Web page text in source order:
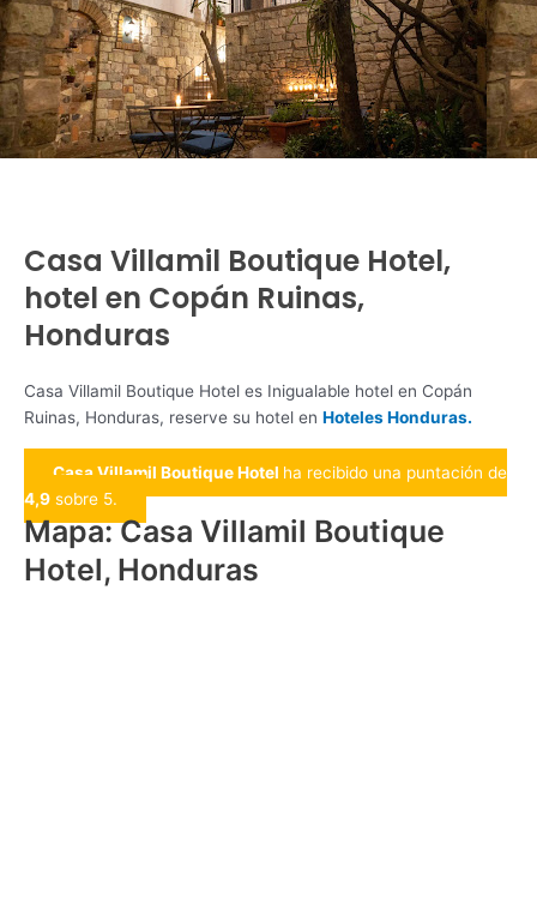
Casa Villamil Boutique Hotel,
hotel en Copán Ruinas,
Honduras
Casa Villamil Boutique Hotel es Inigualable hotel en Copán
Ruinas, Honduras, reserve su hotel en Hoteles Honduras.
Casa Villamil Boutique Hotel ha recibido una puntación de
4,9 sobre 5.
Mapa: Casa Villamil Boutique
Hotel, Honduras